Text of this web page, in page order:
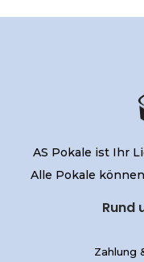
AS Pokale ist Ihr
Alle Pokale
Rund
Zahlung